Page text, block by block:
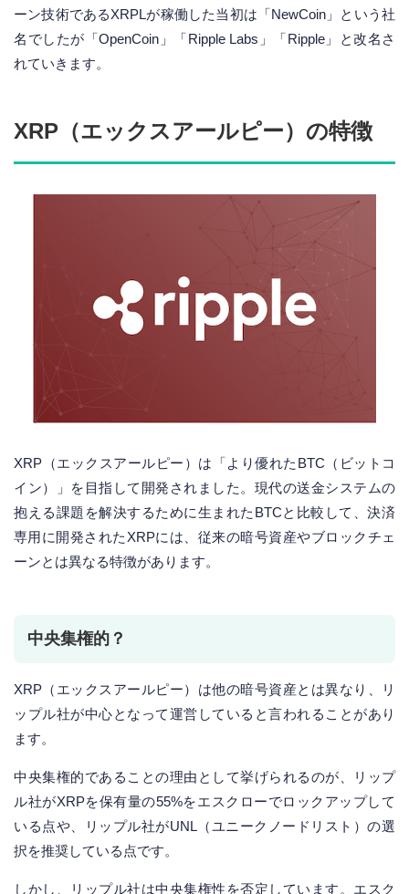
ーン技術であるXRPLが稼働した当初は「NewCoin」という社
名でしたが「OpenCoin」「Ripple Labs」「Ripple」と改名さ
れていきます。
XRP（エックスアールピー）の特徴
XRP（エックスアールピー）は「より優れたBTC（ビットコ
イン）」を目指して開発されました。現代の送金システムの
抱える課題を解決するために生まれたBTCと比較して、決済
専用に開発されたXRPには、従来の暗号資産やブロックチェ
ーンとは異なる特徴があります。
中央集権的？
XRP（エックスアールピー）は他の暗号資産とは異なり、リ
ップル社が中心となって運営していると言われることがあり
ます。
中央集権的であることの理由として挙げられるのが、リップ
ル社がXRPを保有量の55%をエスクローでロックアップして
いる点や、リップル社がUNL（ユニークノードリスト）の選
択を推奨している点です。
しかし、リップル社は中央集権性を否定しています。エスク